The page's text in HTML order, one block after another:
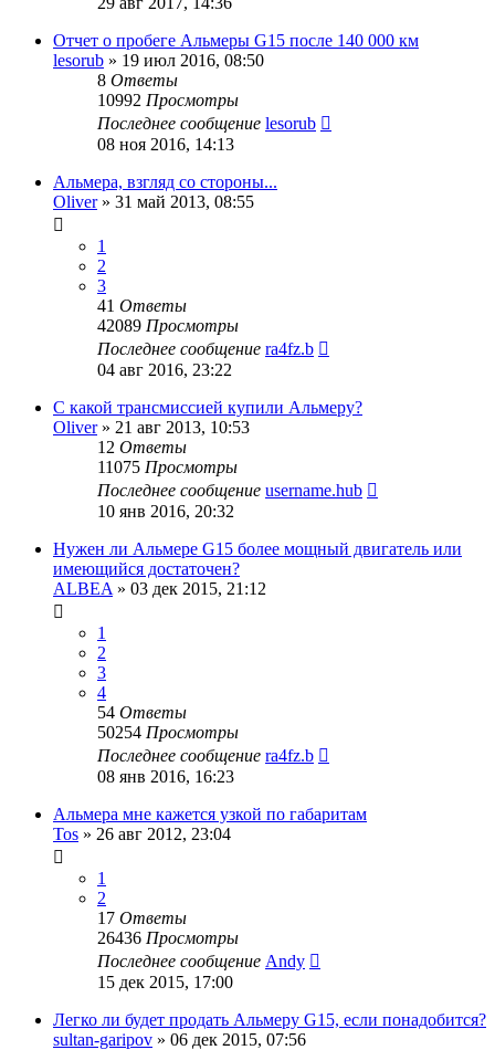
Отчет о пробеге Альмеры G15 после 140 000 км
lesorub » 19 июл 2016, 08:50
8 Ответы
10992 Просмотры
Последнее сообщение lesorub
08 ноя 2016, 14:13
Альмера, взгляд со стороны...
Oliver» 31 май 2013, 08:55
1
2
3
41 Ответы
42089 Просмотры
Последнее сообщение ra4fz.b
04 авг 2016, 23:22
С какой трансмиссией купили Альмеру?
Oliver» 21 авг 2013, 10:53
12 Ответы
11075 Просмотры
Последнее сообщение username.hub
10 янв 2016, 20:32
Нужен ли Альмере G15 более мощный двигатель или
имеющийся достаточен?
ALBEA » 03 дек 2015, 21:12
1
2
3
4
54 Ответы
50254 Просмотры
Последнее сообщение ra4fz.b
08 янв 2016, 16:23
Альмера мне кажется узкой по габаритам
Tos » 26 авг 2012, 23:04
1
2
17 Ответы
26436 Просмотры
Последнее сообщение Andy
15 дек 2015, 17:00
Легко ли будет продать Альмеру G15, если понадобится?
sultan-garipov » 06 дек 2015, 07:56